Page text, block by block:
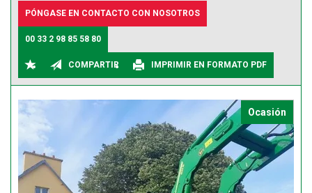
PÓNGASE EN CONTACTO CON NOSOTROS
00 33 2 98 85 58 80
COMPARTIR IMPRIMIR EN FORMATO PDF
Ocasión